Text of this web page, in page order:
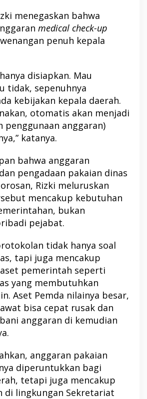
menegaskan bahwa
medical check-up
penuh kepala
disiapkan. Mau
tidak, sepenuhnya
kebijakan kepala daerah.
otomatis akan menjadi
penggunaan anggaran)
katanya.
bahwa anggaran
pengadaan pakaian dinas
Rizki meluruskan
mencakup kebutuhan
bukan
pejabat.
tidak hanya soal
tapi juga mencakup
pemerintah seperti
yang membutuhkan
Aset Pemda nilainya besar,
bisa cepat rusak dan
anggaran di kemudian
anggaran pakaian
diperuntukkan bagi
tetapi juga mencakup
di lingkungan Sekretariat